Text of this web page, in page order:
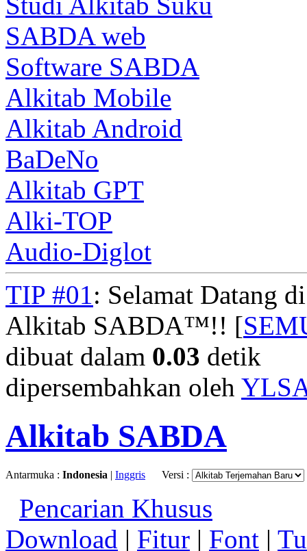
SABDA web
Software SABDA
Alkitab Mobile
Alkitab Android
BaDeNo
Alkitab GPT
Alki-TOP
Audio-Diglot
TIP #01: Selamat Datang
Alkitab SABDA™!! [
dibuat dalam 0.03 detik
dipersembahkan oleh
Alkitab SABDA
Antarmuka : Indonesia | Inggris Versi :
Pencarian Khusus
Download | Fitur | Font |